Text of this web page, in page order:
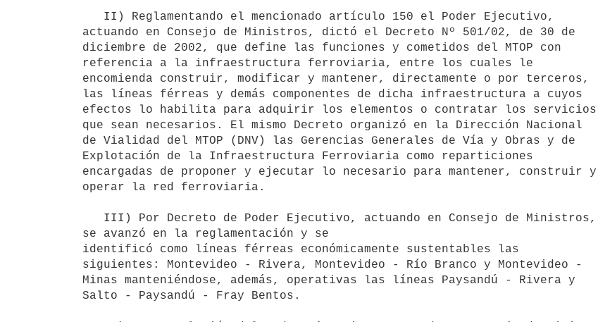
actuando en Consejo de Ministros, dictó el Decreto Nº 501/02, de 30 de
diciembre de 2002, que define las funciones y cometidos del MTOP con
referencia a la infraestructura ferroviaria, entre los cuales le
encomienda construir, modificar y mantener, directamente o por terceros,
las líneas férreas y demás componentes de dicha infraestructura a cuyos
efectos lo habilita para adquirir los elementos o contratar los servicios
que sean necesarios. El mismo Decreto organizó en la Dirección Nacional
de Vialidad del MTOP (DNV) las Gerencias Generales de Vía y Obras y de
Explotación de la Infraestructura Ferroviaria como reparticiones
encargadas de proponer y ejecutar lo necesario para mantener, construir y
operar la red ferroviaria.
se avanzó en la reglamentación y se
identificó como líneas férreas económicamente sustentables las
siguientes: Montevideo - Rivera, Montevideo - Río Branco y Montevideo -
Minas manteniéndose, además, operativas las líneas Paysandú - Rivera y
Salto - Paysandú - Fray Bentos.